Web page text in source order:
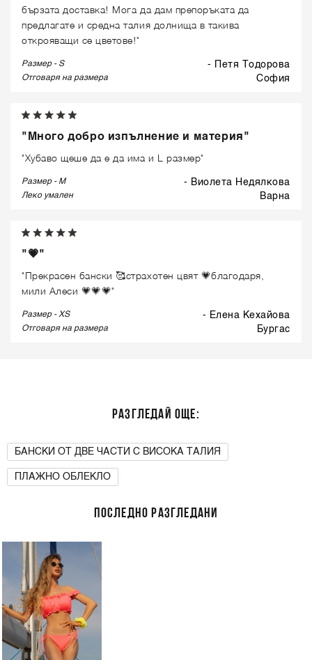
бързата доставка! Мога да дам препоръката да
предлагате и средна талия долнища в такива
открояващи се цветове!"
Размер - S - Петя Тодорова
Отговаря на размера софия
"Много добро изпълнение и материя"
"Хубаво щеше да е да има и L размер"
Размер - M - Виолета Недялкова
Леко умален варна
"💗"
"Прекрасен бански 🥰страхотен цвят 💗благодаря,
мили Алеси 💗💗💗"
Размер - XS - Елена Кехайова
Отговаря на размера бургас
РАЗГЛЕДАЙ ОЩЕ:
БАНСКИ ОТ ДВЕ ЧАСТИ С ВИСОКА ТАЛИЯ
ПЛАЖНО ОБЛЕКЛО
ПОСЛЕДНО РАЗГЛЕДАНИ